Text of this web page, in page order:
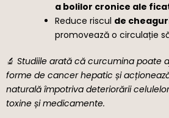
a bolilor cronice ale
Reduce riscul de
promovează o circulație
🔬 Studiile arată că curcumina poate
forme de cancer hepatic și
naturală împotriva deteriorării
toxine și medicamente.